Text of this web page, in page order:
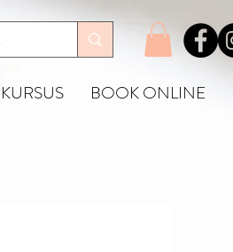
KURSUS BOOK ONLINE